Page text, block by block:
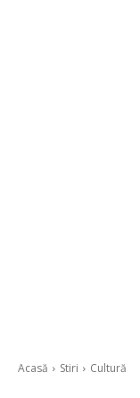
Acasă Stiri Cultură